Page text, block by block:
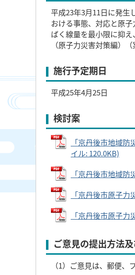
平成23年3月11日に発生
おける事態、対応と原
ばく線量を最小限に抑
（原子力災害対策編）
施行予定期日
平成25年4月25日
検討案
「京丹後市地域
イル: 120.0KB)
「京丹後市地域
「京丹後市原子
「京丹後市原子
ご意見の提出方法
（1）ご意見は、郵便、